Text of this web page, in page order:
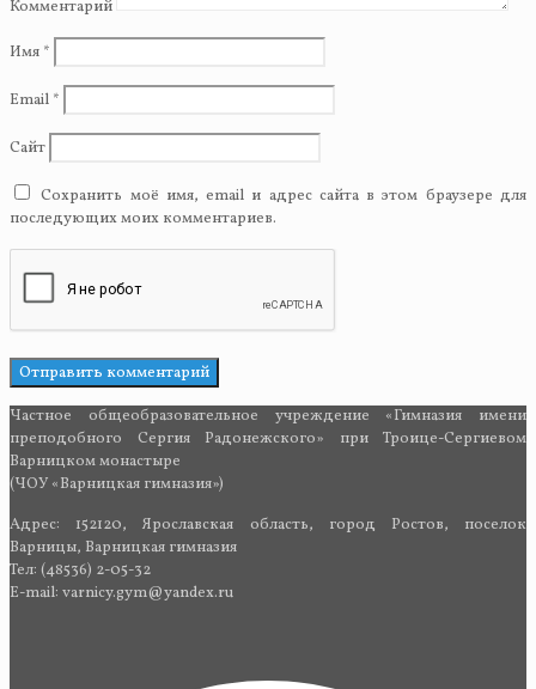
Комментарий
Имя *
Email *
Сайт
Сохранить моё имя, email и адрес сайта в этом браузере для
последующих моих комментариев.
Частное общеобразовательное учреждение «Гимназия имени
преподобного Сергия Радонежского» при Троице-Сергиевом
Варницком монастыре
(ЧОУ «Варницкая гимназия»)
Адрес: 152120, Ярославская область, город Ростов, поселок
Варницы, Варницкая гимназия
Тел: (48536) 2-05-32
E-mail: varnicy.gym@yandex.ru